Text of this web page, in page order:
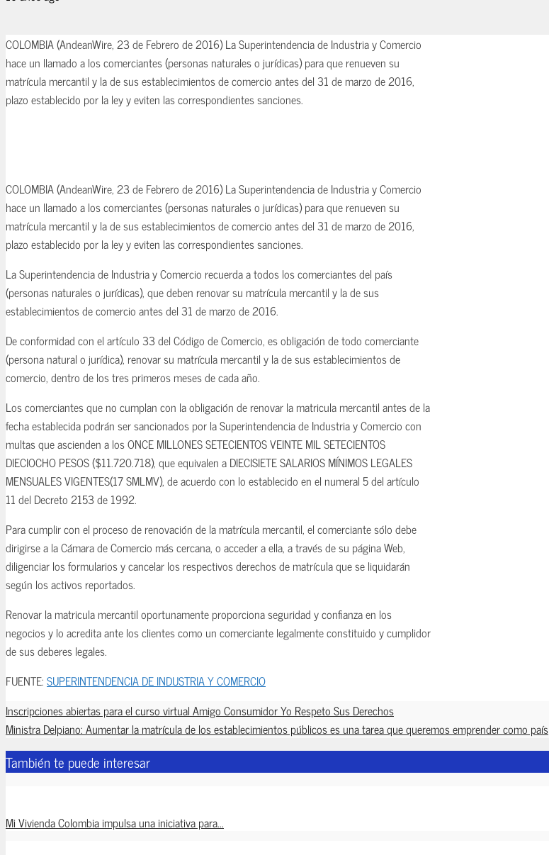
COLOMBIA (AndeanWire, 23 de Febrero de 2016) La Superintendencia de Industria y Comercio
hace un llamado a los comerciantes (personas naturales o jurídicas) para que renueven su
matrícula mercantil y la de sus establecimientos de comercio antes del 31 de marzo de 2016,
plazo establecido por la ley y eviten las correspondientes sanciones.
COLOMBIA (AndeanWire, 23 de Febrero de 2016) La Superintendencia de Industria y Comercio
hace un llamado a los comerciantes (personas naturales o jurídicas) para que renueven su
matrícula mercantil y la de sus establecimientos de comercio antes del 31 de marzo de 2016,
plazo establecido por la ley y eviten las correspondientes sanciones.
La Superintendencia de Industria y Comercio recuerda a todos los comerciantes del país
(personas naturales o jurídicas), que deben renovar su matrícula mercantil y la de sus
establecimientos de comercio antes del 31 de marzo de 2016.
De conformidad con el artículo 33 del Código de Comercio, es obligación de todo comerciante
(persona natural o jurídica), renovar su matrícula mercantil y la de sus establecimientos de
comercio, dentro de los tres primeros meses de cada año.
Los comerciantes que no cumplan con la obligación de renovar la matricula mercantil antes de la
fecha establecida podrán ser sancionados por la Superintendencia de Industria y Comercio con
multas que ascienden a los ONCE MILLONES SETECIENTOS VEINTE MIL SETECIENTOS
DIECIOCHO PESOS ($11.720.718), que equivalen a DIECISIETE SALARIOS MÍNIMOS LEGALES
MENSUALES VIGENTES(17 SMLMV), de acuerdo con lo establecido en el numeral 5 del artículo
11 del Decreto 2153 de 1992.
Para cumplir con el proceso de renovación de la matrícula mercantil, el comerciante sólo debe
dirigirse a la Cámara de Comercio más cercana, o acceder a ella, a través de su página Web,
diligenciar los formularios y cancelar los respectivos derechos de matrícula que se liquidarán
según los activos reportados.
Renovar la matricula mercantil oportunamente proporciona seguridad y confianza en los
negocios y lo acredita ante los clientes como un comerciante legalmente constituido y cumplidor
de sus deberes legales.
FUENTE:SUPERINTENDENCIA DE INDUSTRIA Y COMERCIO
Inscripciones abiertas para el curso virtual Amigo Consumidor Yo Respeto Sus Derechos
Ministra Delpiano: Aumentar la matrícula de los establecimientos públicos es una tarea que queremos emprender como país
También te puede interesar
Mi Vivienda Colombia impulsa una iniciativa para...